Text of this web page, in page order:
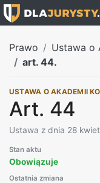
Prawo
Ustawa o
art. 44.
USTAWA O AKADEMII
Art. 44
Ustawa z dnia 28
Stan aktu
Obowiązuje
Ostatnia zmiana